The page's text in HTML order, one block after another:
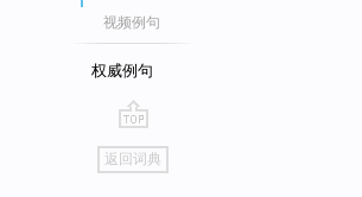
视频例句
权威例句
go
top
返回词典